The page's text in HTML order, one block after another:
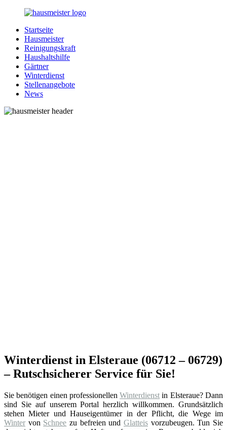
Zurück
Inhalt
Hausmeister.de
Alles
rund
Ihren
Haushalt
Startseite
Hausmeister
Reinigungskraft
Haushaltshilfe
Gärtner
Winterdienst
Stellenangebote
News
Winterdienst in Elsteraue (06712 – 06729)
– Rutschsicherer Service für Sie!
Sie benötigen einen professionellenWinterdienst in Elsteraue? Dann
sind Sie auf unserem Portal herzlich willkommen. Grundsätzlich
stehen Mieter und Hauseigentümer in der Pflicht, die Wege im
Winter von Schnee zu befreien undGlatteis vorzubeugen. Tun Sie